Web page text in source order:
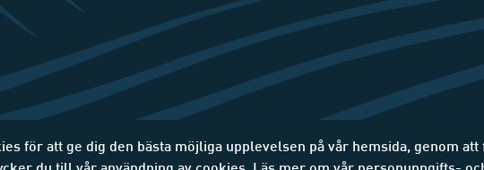
för att ge dig den bästa möjliga upplevelsen på vår hemsida, genom